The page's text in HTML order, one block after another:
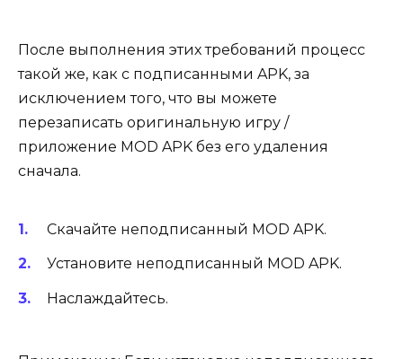
После выполнения этих требований процесс
такой же, как с подписанными APK, за
исключением того, что вы можете
перезаписать оригинальную игру /
приложение MOD APK без его удаления
сначала.
Скачайте неподписанный MOD APK.
Установите неподписанный MOD APK.
Наслаждайтесь.